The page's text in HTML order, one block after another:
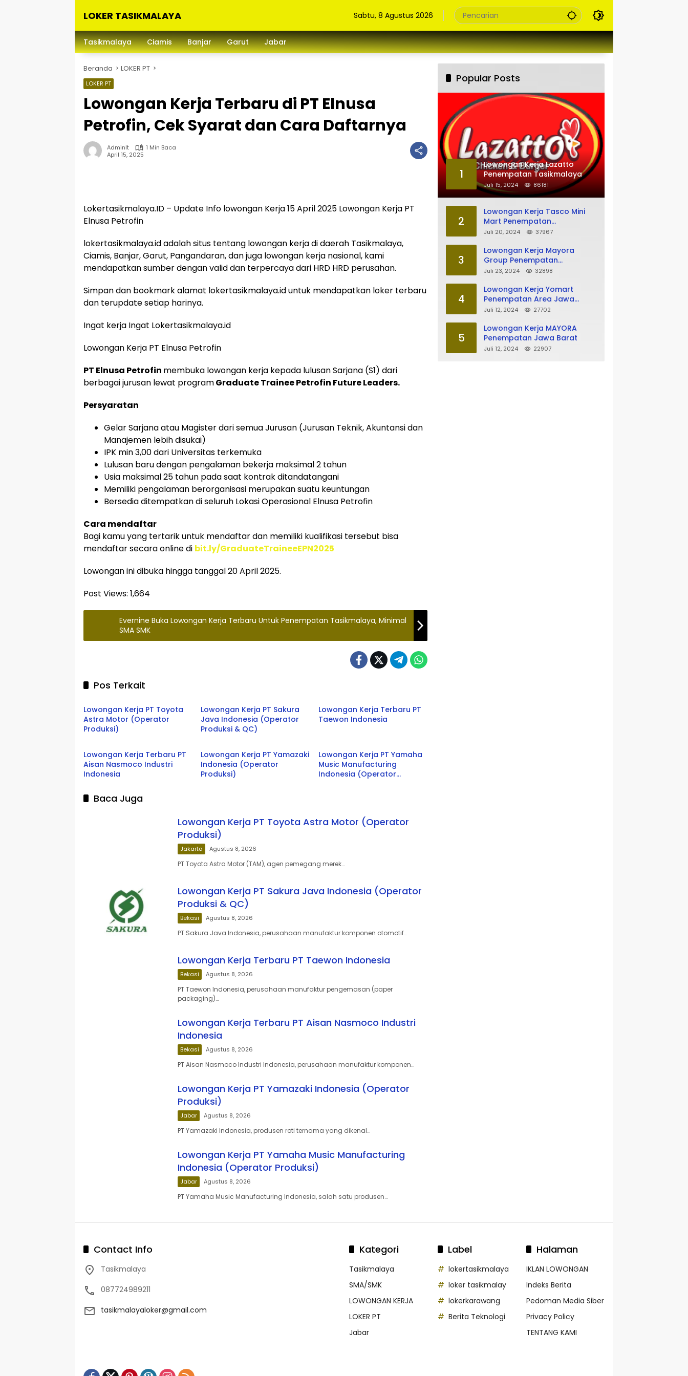
LOKER TASIKMALAYA
Lowongan
Kerja
dan
Sekitarna
Sabtu, 8 Agustus 2026
Tasikmalaya Ciamis Banjar Garut Jabar
Beranda LOKER PT
LOKER PT
Lowongan Kerja Terbaru di PT Elnusa
Petrofin, Cek Syarat dan Cara Daftarnya
Adminlt
1 Min Baca
April 15, 2025
Lokertasikmalaya.ID – Update Info lowongan Kerja 15 April 2025 Lowongan Kerja PT
Elnusa Petrofin
lokertasikmalaya.id adalah situs tentang lowongan kerja di daerah Tasikmalaya,
Ciamis, Banjar, Garut, Pangandaran, dan juga lowongan kerja nasional, kami
mendapatkan sumber dengan valid dan terpercaya dari HRD HRD perusahan.
Simpan dan bookmark alamat lokertasikmalaya.id untuk mendapatkan loker terbaru
dan terupdate setiap harinya.
Ingat kerja Ingat Lokertasikmalaya.id
Lowongan Kerja PT Elnusa Petrofin
PT Elnusa Petrofin membuka lowongan kerja kepada lulusan Sarjana (S1) dari
berbagai jurusan lewat programGraduate Trainee Petrofin Future Leaders.
Persyaratan
Gelar Sarjana atau Magister dari semua Jurusan (Jurusan Teknik, Akuntansi dan
Manajemen lebih disukai)
IPK min 3,00 dari Universitas terkemuka
Lulusan baru dengan pengalaman bekerja maksimal 2 tahun
Usia maksimal 25 tahun pada saat kontrak ditandatangani
Memiliki pengalaman berorganisasi merupakan suatu keuntungan
Bersedia ditempatkan di seluruh Lokasi Operasional Elnusa Petrofin
Cara mendaftar
Bagi kamu yang tertarik untuk mendaftar dan memiliki kualifikasi tersebut bisa
mendaftar secara online di bit.ly/GraduateTraineeEPN2025
Lowongan ini dibuka hingga tanggal 20 April 2025.
Post Views: 1,664
Evernine Buka Lowongan Kerja Terbaru Untuk Penempatan Tasikmalaya, Minimal
SMA SMK
Pos Terkait
jakarta
Lowongan Kerja PT Toyota
Astra Motor (Operator
Produksi)
Lowongan Kerja PT Sakura
Java Indonesia (Operator
Produksi & QC)
Lowongan Kerja Terbaru PT
Taewon Indonesia
Bekasi
Lowongan Kerja Terbaru PT
Aisan Nasmoco Industri
Indonesia
Jabar
Lowongan Kerja PT Yamazaki
Indonesia (Operator
Produksi)
Lowongan Kerja PT Yamaha
Music Manufacturing
Indonesia (Operator
Baca Juga
Lowongan Kerja PT Toyota Astra Motor (Operator
Produksi)
Jakarta Agustus 8, 2026
PT Toyota Astra Motor (TAM), agen pemegang merek…
Lowongan Kerja PT Sakura Java Indonesia (Operator
Produksi & QC)
Bekasi Agustus 8, 2026
PT Sakura Java Indonesia, perusahaan manufaktur komponen otomotif…
Lowongan Kerja Terbaru PT Taewon Indonesia
Bekasi Agustus 8, 2026
PT Taewon Indonesia, perusahaan manufaktur pengemasan (paper
packaging)…
Lowongan Kerja Terbaru PT Aisan Nasmoco Industri
Indonesia
Bekasi Agustus 8, 2026
PT Aisan Nasmoco Industri Indonesia, perusahaan manufaktur komponen…
Lowongan Kerja PT Yamazaki Indonesia (Operator
Produksi)
Jabar Agustus 8, 2026
PT Yamazaki Indonesia, produsen roti ternama yang dikenal…
Lowongan Kerja PT Yamaha Music Manufacturing
Indonesia (Operator Produksi)
Jabar Agustus 8, 2026
PT Yamaha Music Manufacturing Indonesia, salah satu produsen…
Popular Posts
1
Lowongan Kerja Lazatto
Penempatan Tasikmalaya
Juli 15, 2024 86181
2
Lowongan Kerja Tasco Mini
Mart Penempatan
Tasikmalaya
Juli 20, 2024 37967
3
Lowongan Kerja Mayora
Group Penempatan
Tasikmalaya
Juli 23, 2024 32898
4
Lowongan Kerja Yomart
Penempatan Area Jawa
Barat
Juli 12, 2024 27702
5
Lowongan Kerja MAYORA
Penempatan Jawa Barat
Juli 12, 2024 22907
Contact Info
Tasikmalaya
087724989211
tasikmalayaloker@gmail.com
Kategori
Tasikmalaya
SMA/SMK
LOWONGAN KERJA
LOKER PT
Jabar
Label
lokertasikmalaya
loker tasikmalay
lokerkarawang
Berita Teknologi
Halaman
IKLAN LOWONGAN
Indeks Berita
Pedoman Media Siber
Privacy Policy
TENTANG KAMI